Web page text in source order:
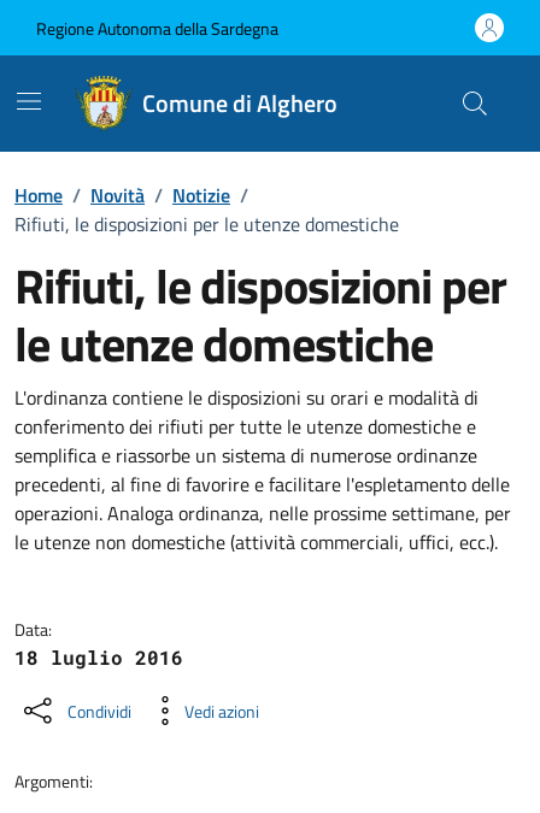
Regione Autonoma della Sardegna
Comune di Alghero
Home / Novità / Notizie /
Rifiuti, le disposizioni per le utenze domestiche
Rifiuti, le disposizioni per
le utenze domestiche
Dettagli della notizia
L'ordinanza contiene le disposizioni su orari e modalità di
conferimento dei rifiuti per tutte le utenze domestiche e
semplifica e riassorbe un sistema di numerose ordinanze
precedenti, al fine di favorire e facilitare l'espletamento delle
operazioni. Analoga ordinanza, nelle prossime settimane, per
le utenze non domestiche (attività commerciali, uffici, ecc.).
Data:
18 luglio 2016
Condividi Vedi azioni
Argomenti: